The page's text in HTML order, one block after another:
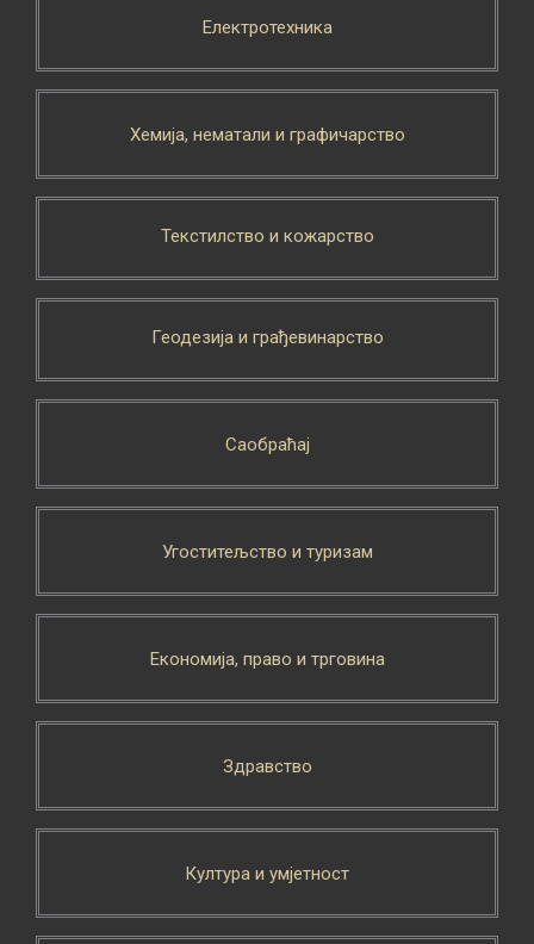
Електротехника
Хемија, нематали и графичарство
Текстилство и кожарство
Геодезија и грађевинарство
Саобраћај
Угоститељство и туризам
Економија, право и трговина
Здравство
Култура и умјетност